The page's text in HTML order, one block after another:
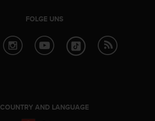
FOLGE UNS
COUNTRY AND LANGUAGE